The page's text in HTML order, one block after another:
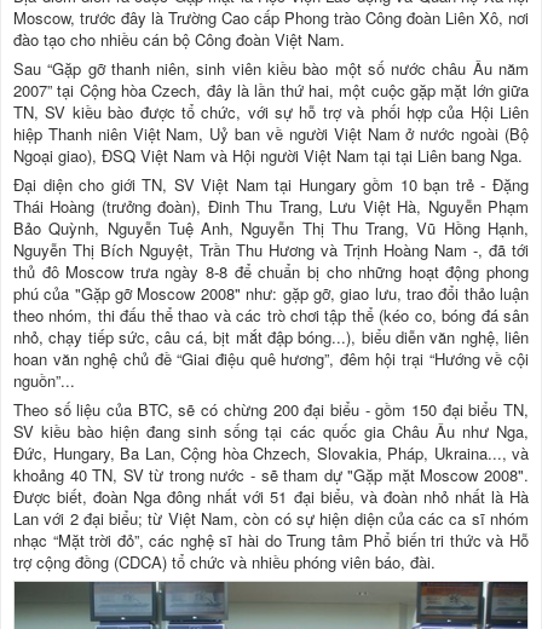
Moscow, trước đây là Trường Cao cấp Phong trào Công đoàn Liên Xô, nơi
đào tạo cho nhiều cán bộ Công đoàn Việt Nam.
Sau “Gặp gỡ thanh niên, sinh viên kiều bào một số nước châu Âu năm
2007” tại Cộng hòa Czech, đây là lần thứ hai, một cuộc gặp mặt lớn giữa
TN, SV kiều bào được tổ chức, với sự hỗ trợ và phối hợp của Hội Liên
hiệp Thanh niên Việt Nam, Uỷ ban về người Việt Nam ở nước ngoài (Bộ
Ngoại giao), ĐSQ Việt Nam và Hội người Việt Nam tại tại Liên bang Nga.
Đại diện cho giới TN, SV Việt Nam tại Hungary gồm 10 bạn trẻ - Đặng
Thái Hoàng (trưởng đoàn), Đinh Thu Trang, Lưu Việt Hà, Nguyễn Phạm
Bảo Quỳnh, Nguyễn Tuệ Anh, Nguyễn Thị Thu Trang, Vũ Hồng Hạnh,
Nguyễn Thị Bích Nguyệt, Trần Thu Hương và Trịnh Hoàng Nam -, đã tới
thủ đô Moscow trưa ngày 8-8 để chuẩn bị cho những hoạt động phong
phú của "Gặp gỡ Moscow 2008" như: gặp gỡ, giao lưu, trao đổi thảo luận
theo nhóm, thi đấu thể thao và các trò chơi tập thể (kéo co, bóng đá sân
nhỏ, chạy tiếp sức, câu cá, bịt mắt đập bóng...), biểu diễn văn nghệ, liên
hoan văn nghệ chủ đề “Giai điệu quê hương”, đêm hội trại “Hướng về cội
nguồn”...
Theo số liệu của BTC, sẽ có chừng 200 đại biểu - gồm 150 đại biểu TN,
SV kiều bào hiện đang sinh sống tại các quốc gia Châu Âu như Nga,
Đức, Hungary, Ba Lan, Cộng hòa Chzech, Slovakia, Pháp, Ukraina..., và
khoảng 40 TN, SV từ trong nước - sẽ tham dự "Gặp mặt Moscow 2008".
Được biết, đoàn Nga đông nhất với 51 đại biểu, và đoàn nhỏ nhất là Hà
Lan với 2 đại biểu; từ Việt Nam, còn có sự hiện diện của các ca sĩ nhóm
nhạc “Mặt trời đỏ”, các nghệ sĩ hài do Trung tâm Phổ biến tri thức và Hỗ
trợ cộng đồng (CDCA) tổ chức và nhiều phóng viên báo, đài.